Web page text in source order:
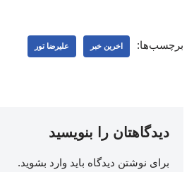
برچسب‌ها: اخرین خبر علیرضا تور
دیدگاهتان را بنویسید
برای نوشتن دیدگاه باید وارد بشوید.